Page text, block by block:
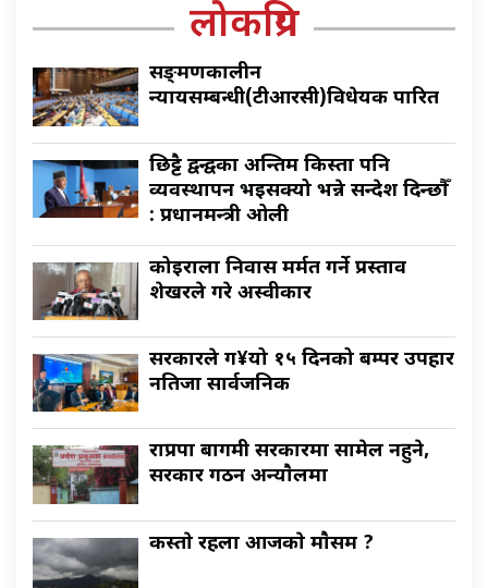
लोकप्रिय
सङ्क्रमणकालीन
न्यायसम्बन्धी(टीआरसी)विधेयक पारित
छिट्टै द्वन्द्वका अन्तिम किस्ता पनि
व्यवस्थापन भइसक्यो भन्ने सन्देश दिन्छौँ
: प्रधानमन्त्री ओली
कोइराला निवास मर्मत गर्ने प्रस्ताव
शेखरले गरे अस्वीकार
सरकारले ग¥यो १५ दिनको बम्पर उपहार
नतिजा सार्वजनिक
राप्रपा बागमी सरकारमा सामेल नहुने,
सरकार गठन अन्याैलमा
कस्ताे रहला आजकाे माैसम ?